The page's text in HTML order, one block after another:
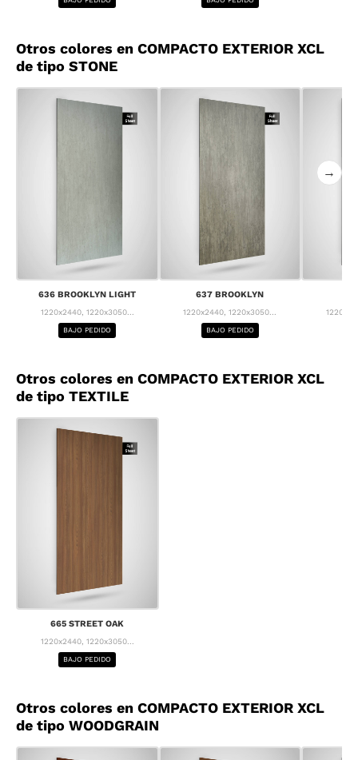
Otros colores en COMPACTO EXTERIOR XCL
de tipo STONE
636 BROOKLYN LIGHT
1220x2440, 1220x3050...
BAJO PEDIDO
637 BROOKLYN
1220x2440, 1220x3050...
BAJO PEDIDO
→
Otros colores en COMPACTO EXTERIOR XCL
de tipo TEXTILE
665 STREET OAK
1220x2440, 1220x3050...
BAJO PEDIDO
Otros colores en COMPACTO EXTERIOR XCL
de tipo WOODGRAIN